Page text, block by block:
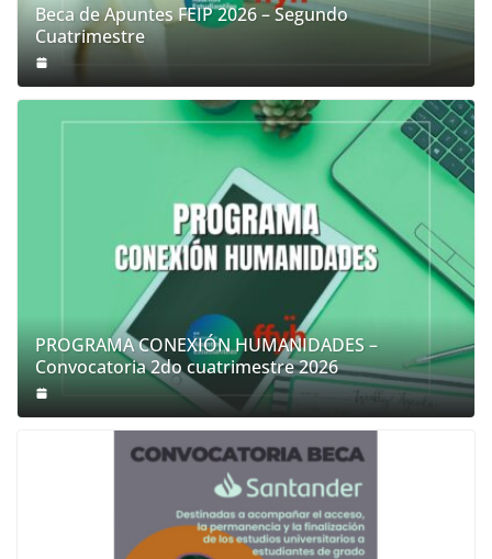
Beca de Apuntes FEIP 2026 – Segundo
Cuatrimestre
PROGRAMA CONEXIÓN HUMANIDADES –
Convocatoria 2do cuatrimestre 2026